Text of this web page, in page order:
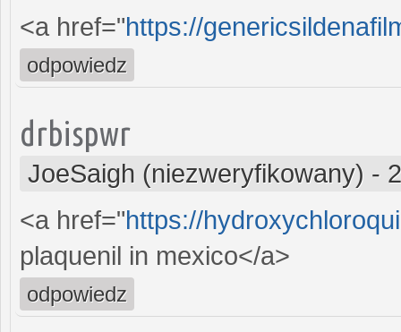
<a href="https://
odpowiedz
drbispwr
JoeSaigh (niezweryfikowany) -
<a href="https://
plaquenil in mexico</a>
odpowiedz